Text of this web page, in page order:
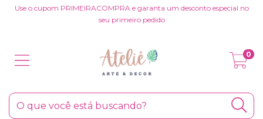
Use o cupom PRIMEIRACOMPRA e garanta um desconto especial no
seu primeiro pedido
0